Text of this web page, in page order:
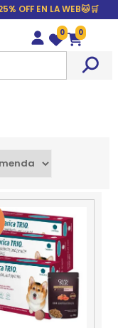
OFF EN LA WEB🐱🛒
Wishlist
0
Carrito
0